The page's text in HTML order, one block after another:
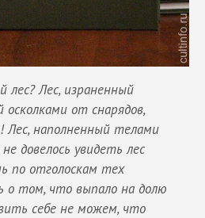
Лес, израненный
от снарядов,
Лес, наполненный телами
довелось увидеть лес
отголоскам тех
о том, что выпало на долю
себе не можем, что